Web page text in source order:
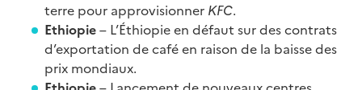
terre pour approvisionner KFC.
Ethiopie– L’Éthiopie en défaut sur des contrats
d’exportation de café en raison de la baisse des
prix mondiaux.